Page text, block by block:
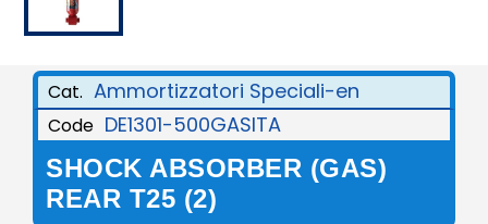
Cat. Ammortizzatori Speciali-en
Code DE1301-500GASITA
SHOCK ABSORBER (GAS)
REAR T25 (2)